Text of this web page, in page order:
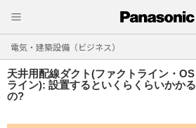
電気・建築設備（ビジネス）
天井用配線ダクト(ファクトライン・OS
ライン): 設置するといくらくらいかかる
の?